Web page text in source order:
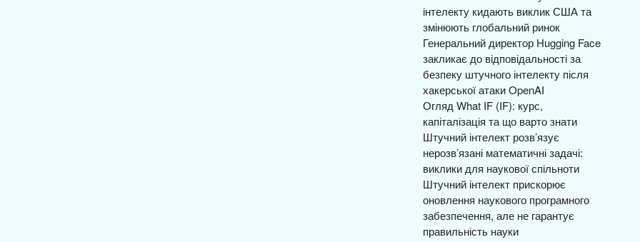
інтелекту кидають виклик США та
змінюють глобальний ринок
Генеральний директор Hugging Face
закликає до відповідальності за
безпеку штучного інтелекту після
хакерської атаки OpenAI
Огляд What IF (IF): курс,
капіталізація та що варто знати
Штучний інтелект розв’язує
нерозв’язані математичні задачі:
виклики для наукової спільноти
Штучний інтелект прискорює
оновлення наукового програмного
забезпечення, але не гарантує
правильність науки